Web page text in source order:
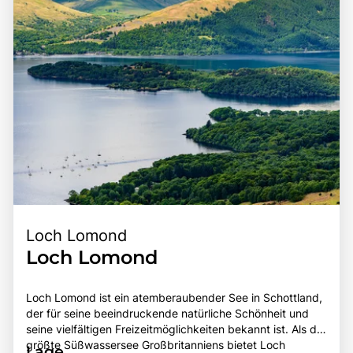
Region entdecken möchten.
Loch Lomond
Loch Lomond
Loch Lomond ist ein atemberaubender See in Schottland,
der für seine beeindruckende natürliche Schönheit und
seine vielfältigen Freizeitmöglichkeiten bekannt ist. Als der
größte Süßwassersee Großbritanniens bietet Loch